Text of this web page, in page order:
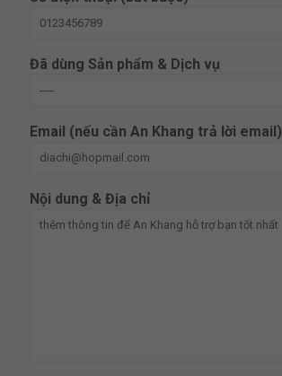
Đã dùng Sản phẩm & Dịch vụ
Email (nếu cần An Khang trả lời email)
Nội dung & Địa chỉ